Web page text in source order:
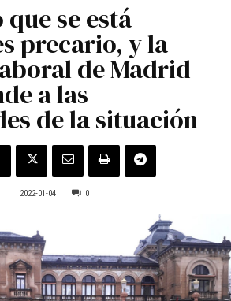
se está
precario, y la
de Madrid
a las
de la situación
2022-01-04 0